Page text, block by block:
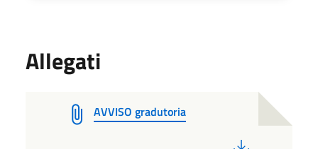
Allegati
AVVISO gradutoria